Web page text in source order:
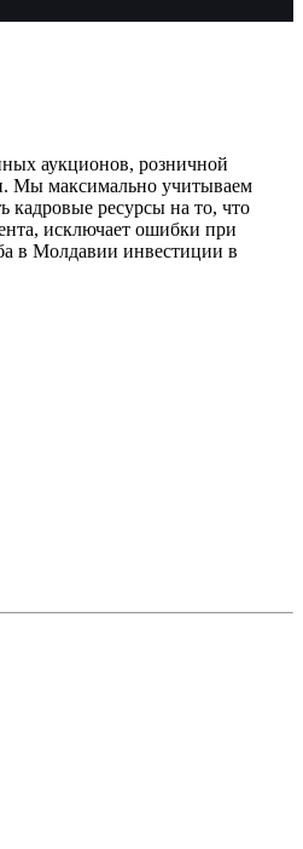
аукционов, розничной
Мы максимально учитываем
кадровые ресурсы на то, что
исключает ошибки при
в Молдавии инвестиции в